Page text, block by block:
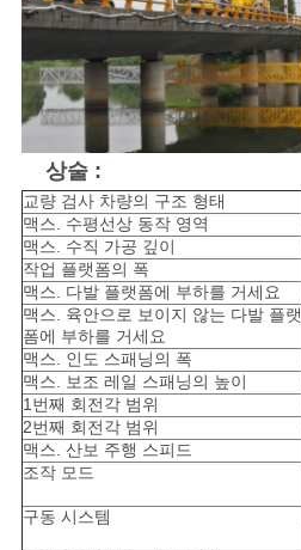
맵
개
인
정
보
보
호
정
책
상술 :
교량 검사 차량의 구조 형태
맥스. 수평선상 동작 영역
맥스. 수직 가공 깊이
작업 플랫폼의 폭
맥스. 다발 플랫폼에 부하를 거세요
맥스. 육안으로 보이지 않는 다발 플랫
폼에 부하를 거세요
맥스. 인도 스패닝의 폭
맥스. 보조 레일 스패닝의 높이
1번째 회전각 범위
2번째 회전각 범위
맥스. 산보 주행 스피드
조작 모드
구동 시스템